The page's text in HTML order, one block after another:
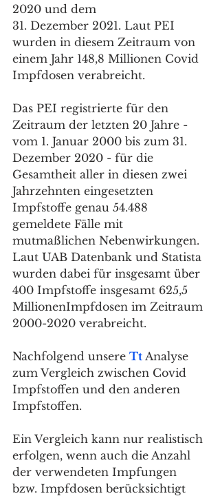
2020 und dem
31. Dezember 2021. Laut PEI
wurden in diesem Zeitraum von
einem Jahr 148,8 Millionen Covid
Impfdosen verabreicht.
Das PEI registrierte für den
Zeitraum der letzten 20 Jahre -
vom 1. Januar 2000 bis zum 31.
Dezember 2020 - für die
Gesamtheit aller in diesen zwei
Jahrzehnten eingesetzten
Impfstoffe genau 54.488
gemeldete Fälle mit
mutmaßlichen Nebenwirkungen.
Laut UAB Datenbank und Statista
wurden dabei für insgesamt über
400 Impfstoffe insgesamt 625,5
MillionenImpfdosen im Zeitraum
2000-2020 verabreicht.
Nachfolgend unsere Tt Analyse
zum Vergleich zwischen Covid
Impfstoffen und den anderen
Impfstoffen.
Ein Vergleich kann nur realistisch
erfolgen, wenn auch die Anzahl
der verwendeten Impfungen
bzw. Impfdosen berücksichtigt